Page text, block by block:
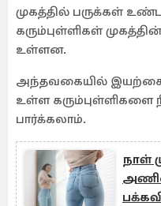
முகத்தில் பருக்கள்
கரும்புள்ளிகள்
உள்ளன.
அந்தவகையில்
உள்ள கரும்புள்ளிகளை
பார்க்கலாம்.
நாள்